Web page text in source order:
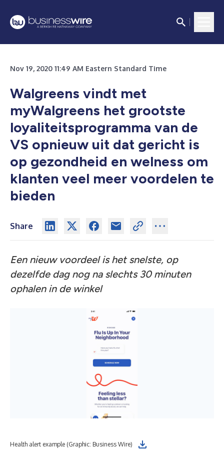
Nov 19, 2020 11:49 AM Eastern Standard Time
Walgreens vindt met
myWalgreens het grootste
loyaliteitsprogramma van de
VS opnieuw uit dat gericht is
op gezondheid en welness om
klanten veel meer voordelen te
bieden
Share
Een nieuw voordeel is het snelste, op
dezelfde dag nog na slechts 30 minuten
ophalen in de winkel
Health alert example (Graphic: Business Wire)